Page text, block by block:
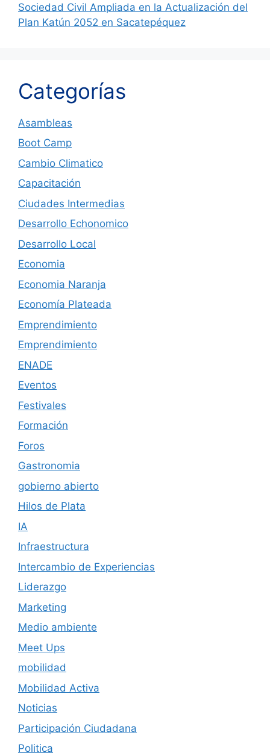
Sociedad Civil Ampliada en la Actualización del
Plan Katún 2052 en Sacatepéquez
Categorías
Asambleas
Boot Camp
Cambio Climatico
Capacitación
Ciudades Intermedias
Desarrollo Echonomico
Desarrollo Local
Economia
Economia Naranja
Economía Plateada
Emprendimiento
Emprendimiento
ENADE
Eventos
Festivales
Formación
Foros
Gastronomia
gobierno abierto
Hilos de Plata
IA
Infraestructura
Intercambio de Experiencias
Liderazgo
Marketing
Medio ambiente
Meet Ups
mobilidad
Mobilidad Activa
Noticias
Participación Ciudadana
Politica